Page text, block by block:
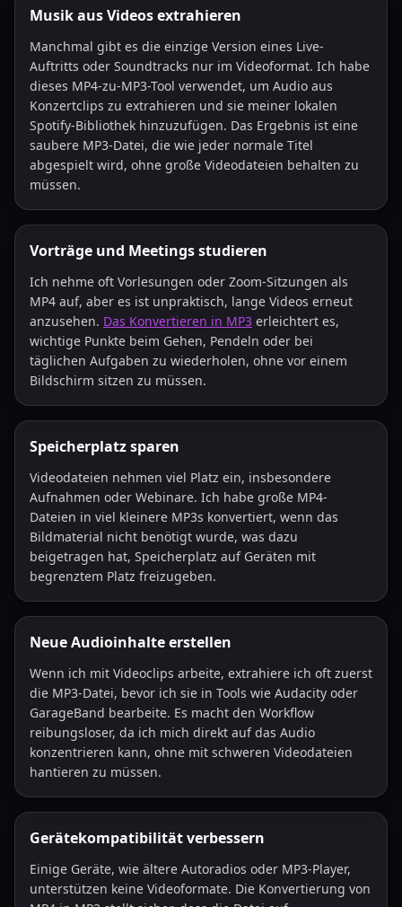
Musik aus Videos extrahieren
Manchmal gibt es die einzige Version eines Live-
Auftritts oder Soundtracks nur im Videoformat. Ich habe
dieses MP4-zu-MP3-Tool verwendet, um Audio aus
Konzertclips zu extrahieren und sie meiner lokalen
Spotify-Bibliothek hinzuzufügen. Das Ergebnis ist eine
saubere MP3-Datei, die wie jeder normale Titel
abgespielt wird, ohne große Videodateien behalten zu
müssen.
Vorträge und Meetings studieren
Ich nehme oft Vorlesungen oder Zoom-Sitzungen als
MP4 auf, aber es ist unpraktisch, lange Videos erneut
anzusehen. Das Konvertieren in MP3 erleichtert es,
wichtige Punkte beim Gehen, Pendeln oder bei
täglichen Aufgaben zu wiederholen, ohne vor einem
Bildschirm sitzen zu müssen.
Speicherplatz sparen
Videodateien nehmen viel Platz ein, insbesondere
Aufnahmen oder Webinare. Ich habe große MP4-
Dateien in viel kleinere MP3s konvertiert, wenn das
Bildmaterial nicht benötigt wurde, was dazu
beigetragen hat, Speicherplatz auf Geräten mit
begrenztem Platz freizugeben.
Neue Audioinhalte erstellen
Wenn ich mit Videoclips arbeite, extrahiere ich oft zuerst
die MP3-Datei, bevor ich sie in Tools wie Audacity oder
GarageBand bearbeite. Es macht den Workflow
reibungsloser, da ich mich direkt auf das Audio
konzentrieren kann, ohne mit schweren Videodateien
hantieren zu müssen.
Gerätekompatibilität verbessern
Einige Geräte, wie ältere Autoradios oder MP3-Player,
unterstützen keine Videoformate. Die Konvertierung von